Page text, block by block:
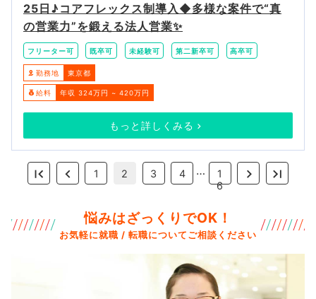
25日♪コアフレックス制導入◆多様な案件で“真
の営業力”を鍛える法人営業✨
フリーター可 既卒可 未経験可 第二新卒可 高卒可
勤務地 東京都
給料 年収 324万円 ~ 420万円
もっと詳しくみる
1 2 3 4 …
1
6
悩みはざっくりでOK！
お気軽に就職 / 転職についてご相談ください